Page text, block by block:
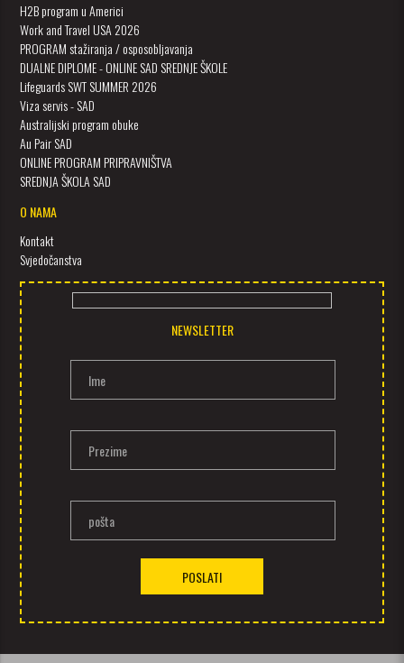
H2B program u Americi
Work and Travel USA 2026
PROGRAM stažiranja / osposobljavanja
DUALNE DIPLOME - ONLINE SAD SREDNJE ŠKOLE
Lifeguards SWT SUMMER 2026
Viza servis - SAD
Australijski program obuke
Au Pair SAD
ONLINE PROGRAM PRIPRAVNIŠTVA
SREDNJA ŠKOLA SAD
O NAMA
Kontakt
Svjedočanstva
NEWSLETTER
Ime
Prezime
pošta